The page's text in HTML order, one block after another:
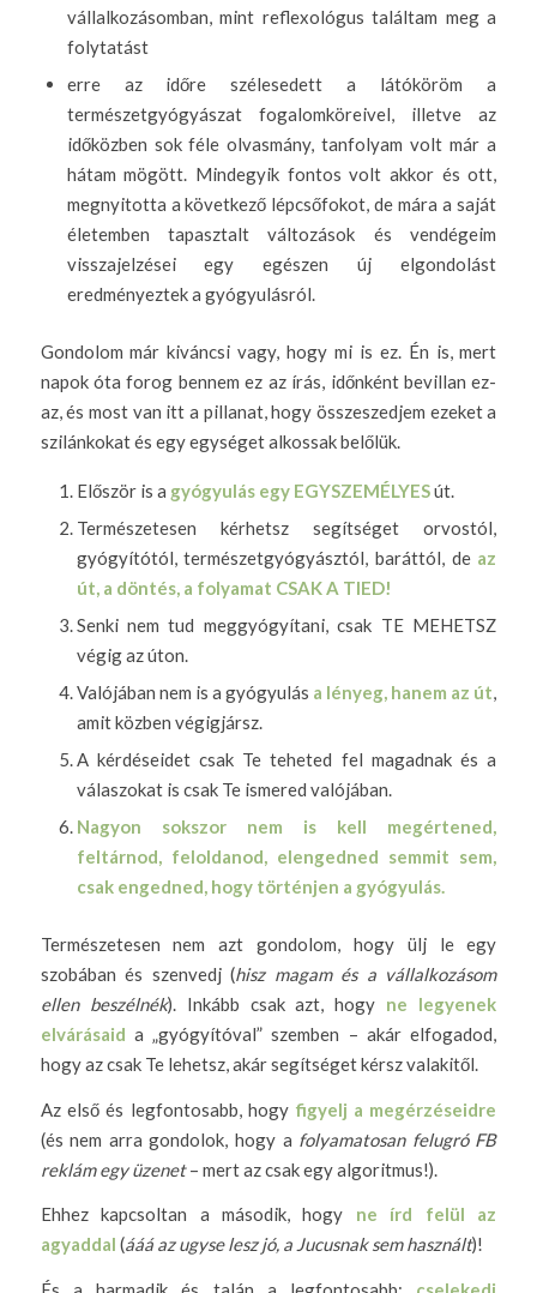
vállalkozásomban, mint reflexológus találtam meg a
folytatást
erre az időre szélesedett a látóköröm a
természetgyógyászat fogalomköreivel, illetve az
időközben sok féle olvasmány, tanfolyam volt már a
hátam mögött. Mindegyik fontos volt akkor és ott,
megnyitotta a következő lépcsőfokot, de mára a saját
életemben tapasztalt változások és vendégeim
visszajelzései egy egészen új elgondolást
eredményeztek a gyógyulásról.
Gondolom már kiváncsi vagy, hogy mi is ez. Én is, mert
napok óta forog bennem ez az írás, időnként bevillan ez-
az, és most van itt a pillanat, hogy összeszedjem ezeket a
szilánkokat és egy egységet alkossak belőlük.
Először is a gyógyulás egy EGYSZEMÉLYESút.
Természetesen kérhetsz segítséget orvostól,
gyógyítótól, természetgyógyásztól, baráttól, de az
út, a döntés, a folyamat CSAK A TIED!
Senki nem tud meggyógyítani, csak TE MEHETSZ
végig az úton.
Valójában nem is a gyógyulás a lényeg, hanem az út,
amit közben végigjársz.
A kérdéseidet csak Te teheted fel magadnak és a
válaszokat is csak Te ismered valójában.
Nagyon sokszor nem is kell megértened,
feltárnod, feloldanod, elengedned semmit sem,
csak engedned, hogy történjen a gyógyulás.
Természetesen nem azt gondolom, hogy ülj le egy
szobában és szenvedj (hisz magam és a vállalkozásom
ellen beszélnék). Inkább csak azt, hogy ne legyenek
elvárásaid a „gyógyítóval” szemben – akár elfogadod,
hogy az csak Te lehetsz, akár segítséget kérsz valakitől.
Az első és legfontosabb, hogy figyelj a megérzéseidre
(és nem arra gondolok, hogy a folyamatosan felugró FB
reklám egy üzenet– mert az csak egy algoritmus!).
Ehhez kapcsoltan a második, hogy ne írd felül az
agyaddal (ááá az ugyse lesz jó, a Jucusnak sem használt)!